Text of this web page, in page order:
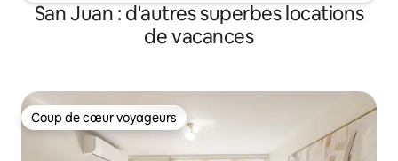
San Juan : d'autres superbes locations
de vacances
Coup de cœur voyageurs
Coup de cœur voyageurs